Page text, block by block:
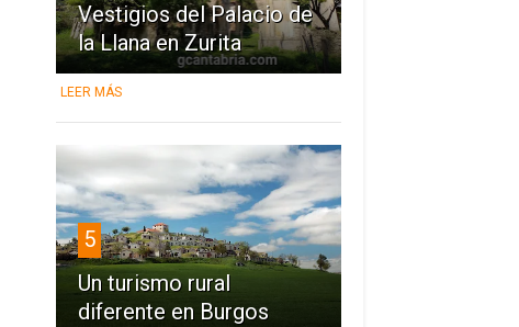
Vestigios del Palacio de
la Llana en Zurita
LEER MÁS
5
Un turismo rural
diferente en Burgos